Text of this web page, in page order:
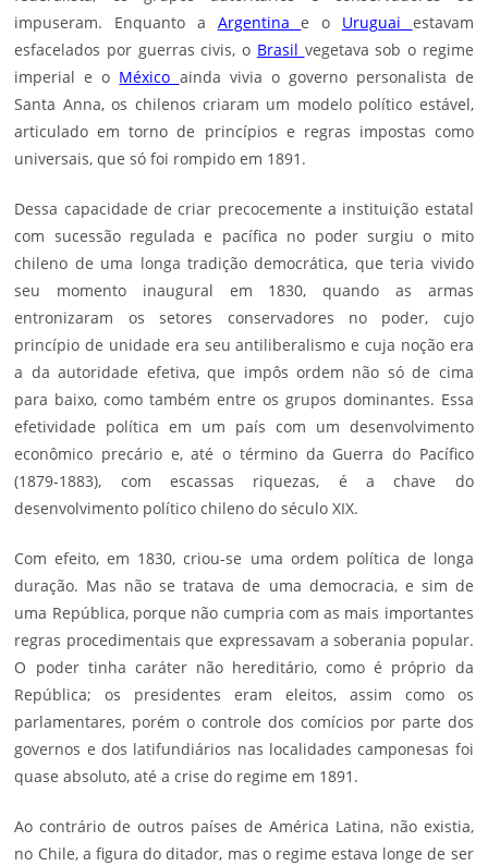
impuseram. Enquanto a Argentinae o Uruguai estavam
esfacelados por guerras civis, o Brasil vegetava sob o regime
imperial e o México ainda vivia o governo personalista de
Santa Anna, os chilenos criaram um modelo político estável,
articulado em torno de princípios e regras impostas como
universais, que só foi rompido em 1891.
Dessa capacidade de criar precocemente a instituição estatal
com sucessão regulada e pacífica no poder surgiu o mito
chileno de uma longa tradição democrática, que teria vivido
seu momento inaugural em 1830, quando as armas
entronizaram os setores conservadores no poder, cujo
princípio de unidade era seu antiliberalismo e cuja noção era
a da autoridade efetiva, que impôs ordem não só de cima
para baixo, como também entre os grupos dominantes. Essa
efetividade política em um país com um desenvolvimento
econômico precário e, até o término da Guerra do Pacífico
(1879-1883), com escassas riquezas, é a chave do
desenvolvimento político chileno do século XIX.
Com efeito, em 1830, criou-se uma ordem política de longa
duração. Mas não se tratava de uma democracia, e sim de
uma República, porque não cumpria com as mais importantes
regras procedimentais que expressavam a soberania popular.
O poder tinha caráter não hereditário, como é próprio da
República; os presidentes eram eleitos, assim como os
parlamentares, porém o controle dos comícios por parte dos
governos e dos latifundiários nas localidades camponesas foi
quase absoluto, até a crise do regime em 1891.
Ao contrário de outros países de América Latina, não existia,
no Chile, a figura do ditador, mas o regime estava longe de ser